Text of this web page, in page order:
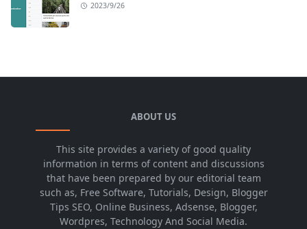
2023/9/26
ABOUT US
This site provides a variety of good quality
information in terms of content and discussions
that have been prepared by our editorial team
such as, Free Software, Tutorials, Design, Blogger
Tips SEO, Online Business, Adsense, Blogger,
Wordpres, Technology And Social Media.